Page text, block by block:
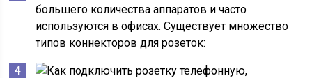
большего количества аппаратов и часто
используются в офисах. Существует множество
типов коннекторов для розеток: